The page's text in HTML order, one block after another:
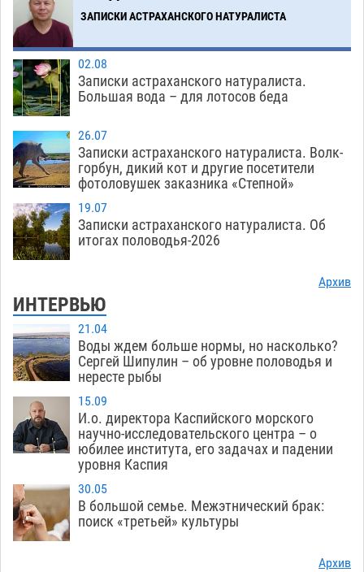
ЗАПИСКИ АСТРАХАНСКОГО НАТУРАЛИСТА
02.08
Записки астраханского натуралиста.
Большая вода – для лотосов беда
26.07
Записки астраханского натуралиста. Волк-
горбун, дикий кот и другие посетители
фотоловушек заказника «Степной»
19.07
Записки астраханского натуралиста. Об
итогах половодья-2026
Архив
ИНТЕРВЬЮ
21.04
Воды ждем больше нормы, но насколько?
Сергей Шипулин – об уровне половодья и
нересте рыбы
15.09
И.о. директора Каспийского морского
научно-исследовательского центра – о
юбилее института, его задачах и падении
уровня Каспия
30.05
В большой семье. Межэтнический брак:
поиск «третьей» культуры
Архив